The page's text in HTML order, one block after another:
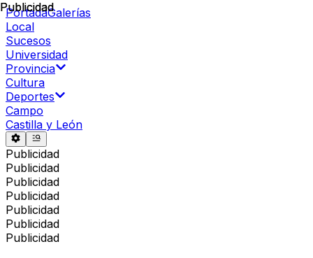
PortadaGalerías
Local
Sucesos
Universidad
Provincia
Cultura
Deportes
Campo
Castilla y León
Publicidad
Publicidad
Publicidad
Publicidad
Publicidad
Publicidad
Publicidad
Publicidad
Publicidad